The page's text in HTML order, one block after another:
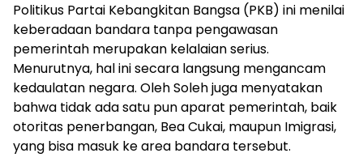
Politikus Partai Kebangkitan Bangsa (PKB) ini menilai
keberadaan bandara tanpa pengawasan
pemerintah merupakan kelalaian serius.
Menurutnya, hal ini secara langsung mengancam
kedaulatan negara. Oleh Soleh juga menyatakan
bahwa tidak ada satu pun aparat pemerintah, baik
otoritas penerbangan, Bea Cukai, maupun Imigrasi,
yang bisa masuk ke area bandara tersebut.